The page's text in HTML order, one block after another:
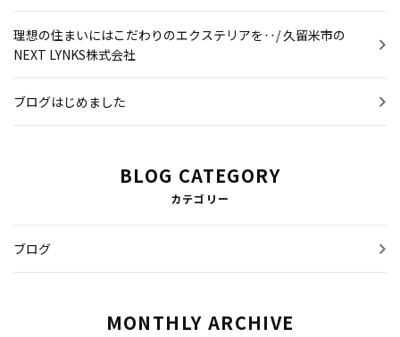
スタッフブログ
理想の住まいにはこだわりのエクステリアを‥/ 久留米市の
NEXT LYNKS株式会社
ブログはじめました
BLOG CATEGORY
カテゴリー
ブログ
MONTHLY ARCHIVE